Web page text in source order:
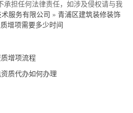
承担任何法律责任，如涉及侵权请与我
术服务有限公司 » 青浦区建筑装修装饰
增项需要多少时间
增项流程
质代办如何办理